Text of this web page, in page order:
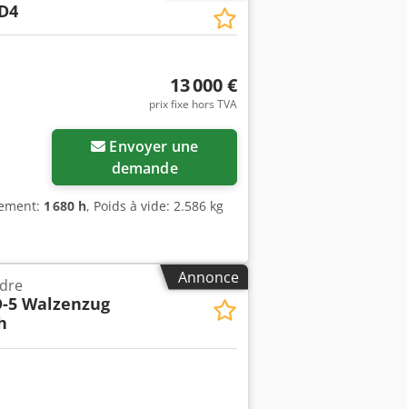
13 000 €
prix fixe hors TVA
demande
1 680 h, Poids à vide: 2.586 kg
Annonce
5 Walzenzug